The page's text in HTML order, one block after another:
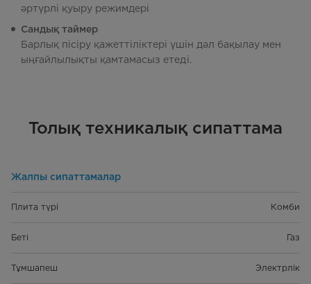
әртүрлі қуыру режимдері
Сандық таймер
Барлық пісіру қажеттіліктері үшін дәл бақылау мен
ыңғайлылықты қамтамасыз етеді.
Толық техникалық сипаттама
Жалпы сипаттамалар
Плита түрі Комби
Беті Газ
Тұмшапеш Электрлік